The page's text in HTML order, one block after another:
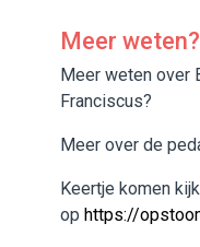
Meer weten?
Meer weten over
Franciscus?
Meer over de
Keertje komen
op https://